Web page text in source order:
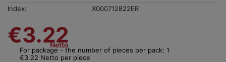
Index:
X000712822ER
€3.22
Netto
For package - the number of pieces per pack: 1
€3.22 Netto per piece